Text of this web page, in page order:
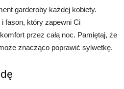
garderoby każdej kobiety.
fason, który zapewni Ci
przez całą noc. Pamiętaj, że
znacząco poprawić sylwetkę.